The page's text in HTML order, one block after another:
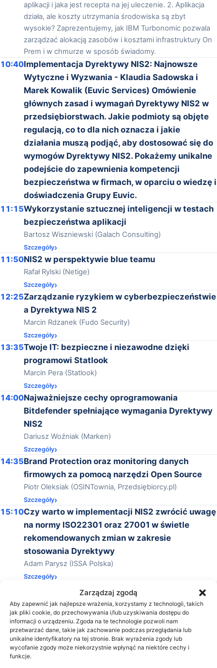
Zarządzaj zgodą
Aby zapewnić jak najlepsze wrażenia, korzystamy z technologii, takich
jak pliki cookie, do przechowywania i/lub uzyskiwania dostępu do
informacji o urządzeniu. Zgoda na te technologie pozwoli nam
przetwarzać dane, takie jak zachowanie podczas przeglądania lub
unikalne identyfikatory na tej stronie. Brak wyrażenia zgody lub
wycofanie zgody może niekorzystnie wpłynąć na niektóre cechy i
funkcje.
aplikacji i jaka jest recepta na jej uleczenie. 2. Aplikacja
działa, ale koszty utrzymania środowiska są zbyt
wysokie? Zaprezentujemy, jak IBM Turbonomic pozwala
zarządzać alokacją zasobów i kosztami infrastruktury On
Prem i w chmurze w sposób świadomy.
10:40Implementacja Dyrektywy NIS2: Najnowsze
Wytyczne i Wyzwania - Klaudia Sadowska i
Marek Kowalik (Euvic Services) Omówienie
głównych zasad i wymagań Dyrektywy NIS2 w
przedsiębiorstwach. Jakie podmioty są objęte
regulacją, co to dla nich oznacza i jakie
działania muszą podjąć, aby dostosować się do
wymogów Dyrektywy NIS2. Pokażemy unikalne
podejście do zapewnienia kompetencji
bezpieczeństwa w firmach, w oparciu o wiedzę i
doświadczenia Grupy Euvic.
11:15Wykorzystanie sztucznej inteligencji w testach
bezpieczeństwa aplikacji
Bartosz Wiszniewski (Galach Consulting)
Szczegóły
11:50NIS2 w perspektywie blue teamu
Rafał Rylski (Netige)
Szczegóły
12:25Zarządzanie ryzykiem w cyberbezpieczeństwie
a Dyrektywa NIS 2
Marcin Rdzanek (Fudo Security)
Szczegóły
13:35Twoje IT: bezpieczne i niezawodne dzięki
programowi Statlook
Marcin Pera (Statlook)
Szczegóły
14:00Najważniejsze cechy oprogramowania
Bitdefender spełniające wymagania Dyrektywy
NIS2
Dariusz Woźniak (Marken)
Szczegóły
14:35Brand Protection oraz monitoring danych
firmowych za pomocą narzędzi Open Source
Piotr Oleksiak (OSINTownia, Przedsiębiorcy.pl)
Szczegóły
15:10Czy warto w implementacji NIS2 zwrócić uwagę
na normy ISO22301 oraz 27001 w świetle
rekomendowanych zmian w zakresie
stosowania Dyrektywy
Adam Parysz (ISSA Polska)
Szczegóły
Jak stworzyć dobry plan projektu? Wnioski z
ćwierć wieku doświadczeń
Marek Kowalczyk (Mandarine Project Partners)
16:15Zakończenie konferencji
Prelegenci